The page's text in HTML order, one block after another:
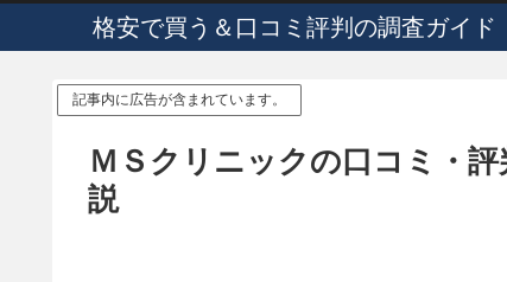
格安で買う＆口コミ評判の調査ガイド
記事内に広告が含まれています。
ＭＳクリニックの口コミ・
説